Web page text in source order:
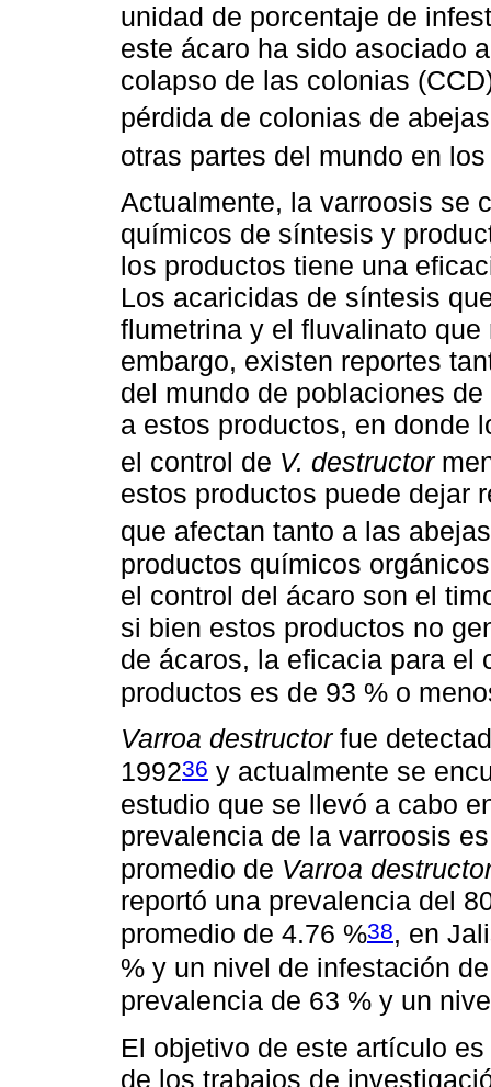
unidad de porcentaje de
este ácaro ha sido asociado
colapso de las colonias
pérdida de colonias de
otras partes del mundo en
Actualmente, la varroosis se
químicos de síntesis y
los productos tiene una
Los acaricidas de síntesis
flumetrina y el fluvalinato
embargo, existen reportes
del mundo de poblaciones
a estos productos, en donde
el control de V. destructor
estos productos puede dejar
que afectan tanto a las
productos químicos
el control del ácaro son el
si bien estos productos no
de ácaros, la eficacia para el
productos es de 93 % o
Varroa destructorfue
199236 y actualmente se
estudio que se llevó a cabo
prevalencia de la varroosis
promedio de Varroa
reportó una prevalencia del
promedio de 4.76 %38, en
% y un nivel de infestación
prevalencia de 63 % y un
El objetivo de este artículo
de los trabajos de